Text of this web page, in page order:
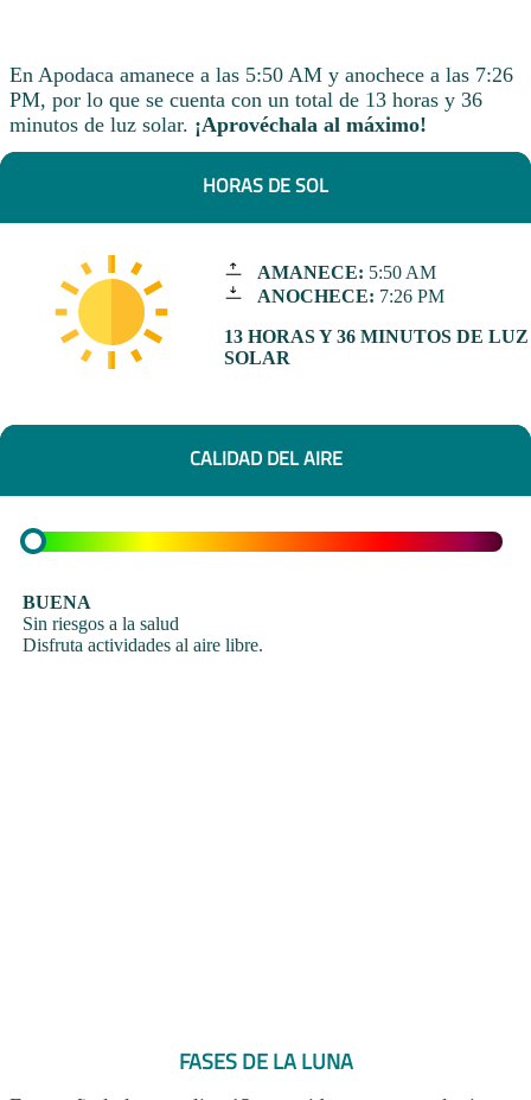
En Apodaca amanece a las 5:50 AM y anochece a las 7:26
PM, por lo que se cuenta con un total de 13 horas y 36
minutos de luz solar. ¡Aprovéchala al máximo!
HORAS DE SOL
AMANECE: 5:50 AM
ANOCHECE: 7:26 PM
13 HORAS Y 36 MINUTOS DE LUZ
SOLAR
CALIDAD DEL AIRE
BUENA
Sin riesgos a la salud
Disfruta actividades al aire libre.
FASES DE LA LUNA